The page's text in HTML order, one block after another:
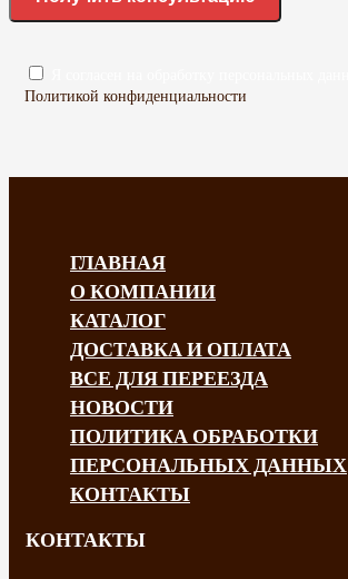
Политикой конфиденциальности
ГЛАВНАЯ
О КОМПАНИИ
КАТАЛОГ
ДОСТАВКА И ОПЛАТА
ВСЕ ДЛЯ ПЕРЕЕЗДА
НОВОСТИ
ПОЛИТИКА ОБРАБОТКИ
ПЕРСОНАЛЬНЫХ ДАННЫХ
КОНТАКТЫ
КОНТАКТЫ